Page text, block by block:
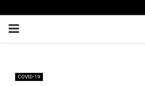
PRIMARY
COVID-19